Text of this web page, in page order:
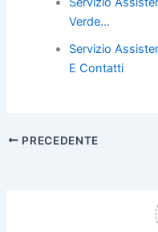
Verde…
Servizio
E Contatti
PRECEDENTE